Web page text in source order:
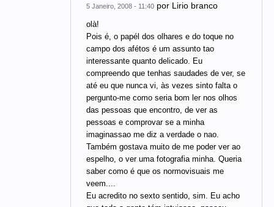
5 Janeiro, 2008 - 11:40 por Lirio branco
olà!
Pois é, o papél dos olhares e do toque no
campo dos afétos é um assunto tao
interessante quanto delicado. Eu
compreendo que tenhas saudades de ver, se
até eu que nunca vi, às vezes sinto falta o
pergunto-me como seria bom ler nos olhos
das pessoas que encontro, de ver as
pessoas e comprovar se a minha
imaginassao me diz a verdade o nao.
Também gostava muito de me poder ver ao
espelho, o ver uma fotografia minha. Queria
saber como é que os normovisuais me
veem....
Eu acredito no sexto sentido, sim. Eu acho